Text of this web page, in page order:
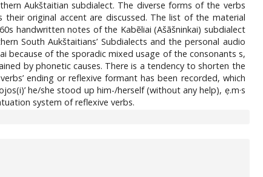
Aukštaitian subdialect. The diverse forms of the verbs
original accent are discussed. The list of the material
handwritten notes of the Kabẽliai (Ašãšninkai) subdialect
South Aukštaitians’ Subdialects and the personal audio
because of the sporadic mixed usage of the consonants s,
by phonetic causes. There is a tendency to shorten the
ending or reflexive formant has been recorded, which
he/she stood up him-/herself (without any help), ẹ.m·s
system of reflexive verbs.